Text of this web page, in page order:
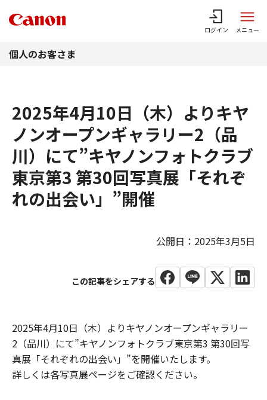
ログイン メニュー
個人のお客さま
2025年4月10日（木）よりキヤ
ノンオープンギャラリー2（品
川）にて”キヤノンフォトクラブ
東京第3 第30回写真展「それぞ
れの出会い」”開催
公開日：2025年3月5日
2025年4月10日（木）よりキヤノンオープンギャラリー
2（品川）にて”キヤノンフォトクラブ東京第3 第30回写
真展「それぞれの出会い」”を開催いたします。
詳しくは各写真展ページをご確認ください。